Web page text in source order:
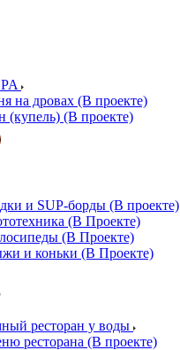
на дровах (В проекте)
(купель) (В проекте)
и SUP-борды (В проекте)
(В Проекте)
(В Проекте)
и коньки (В Проекте)
ресторан у воды
ресторана (В проекте)